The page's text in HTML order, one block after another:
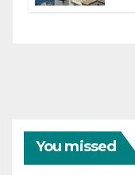
You missed